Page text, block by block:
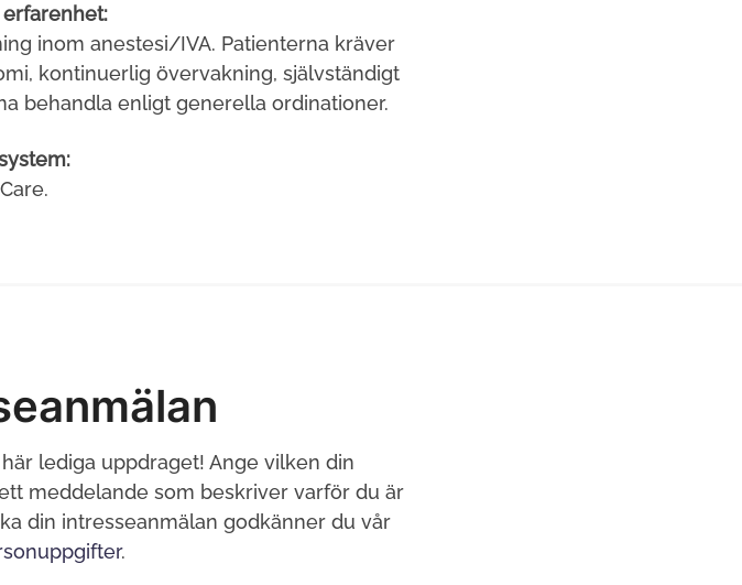
inom anestesi/IVA. Patienterna kräver
kontinuerlig övervakning, självständigt
behandla enligt generella ordinationer.
lediga uppdraget! Ange vilken din
meddelande som beskriver varför du är
din intresseanmälan godkänner du vår
.